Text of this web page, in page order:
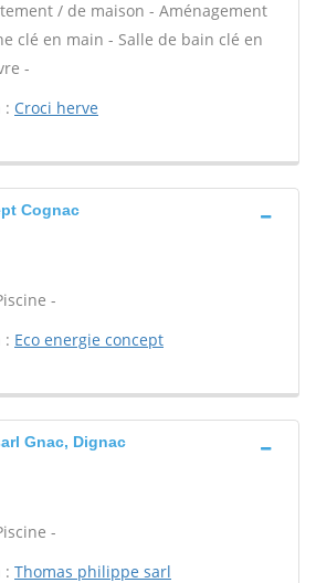
/ de maison - Aménagement
clé en main - Salle de bain clé en
-
: Croci herve
Cognac
-
: Eco energie concept
Gnac, Dignac
-
: Thomas philippe sarl